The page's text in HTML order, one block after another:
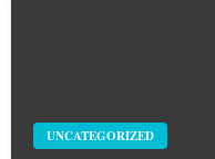
UNCATEGORIZED